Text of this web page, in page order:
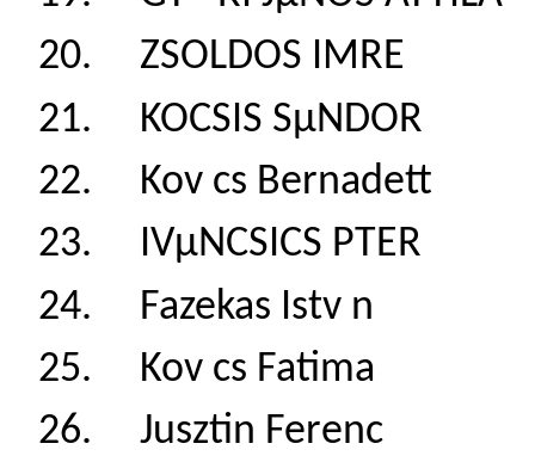
20. ZSOLDOS
21. KOCSIS
22. Kov cs
23. IVµNCSICS
24. Fazekas Istv
25. Kov cs
26. Jusztin